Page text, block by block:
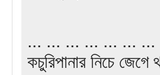
... ... ... ... ... ...
কচুরিপানার নিচে জেগে